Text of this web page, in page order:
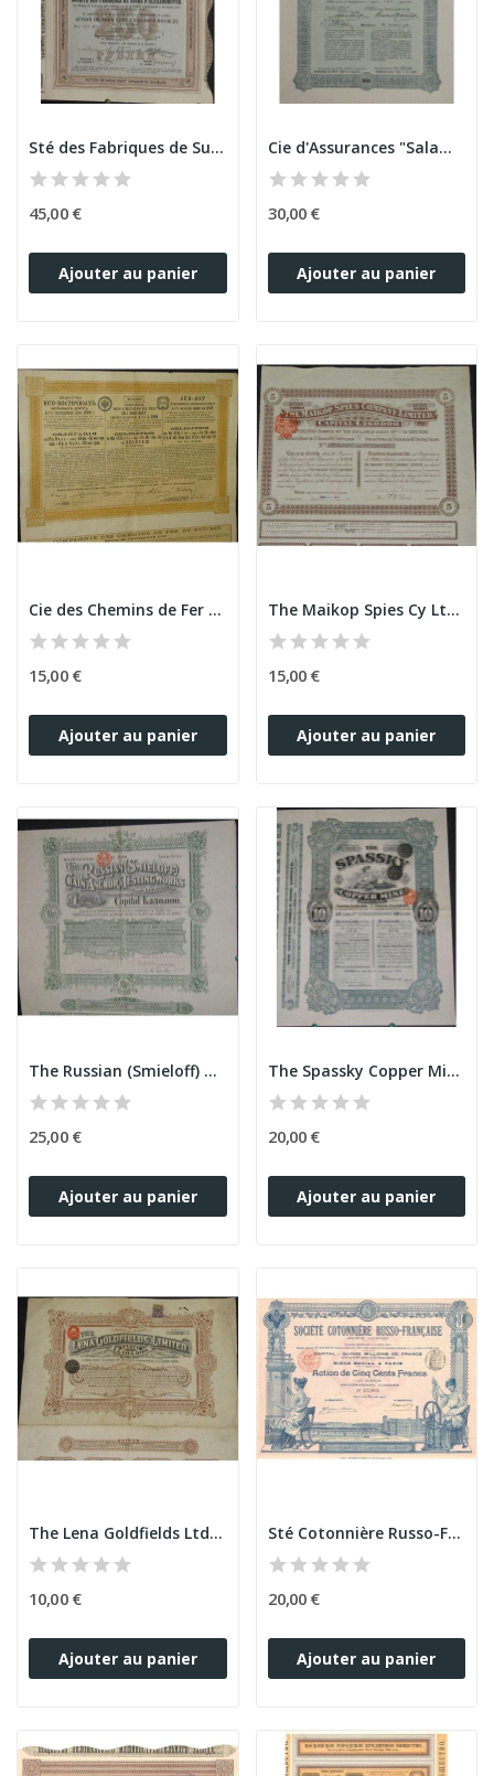
Sté des Fabriques de Sucre d'Alexandrovsk
45,00 €
Ajouter au panier
Cie d'Assurances "Salamandra"
30,00 €
Ajouter au panier
Cie des Chemins de Fer du Sud -Est -...
15,00 €
Ajouter au panier
The Maikop Spies Cy Ltd (5 Ac)
15,00 €
Ajouter au panier
The Russian (Smieloff) Chain Anchor & Testing...
25,00 €
Ajouter au panier
The Spassky Copper Mine Ltd (10 Ac)
20,00 €
Ajouter au panier
The Lena Goldfields Ltd (25 Ac)
10,00 €
Ajouter au panier
Sté Cotonnière Russo-Française (Act 500 F)
20,00 €
Ajouter au panier